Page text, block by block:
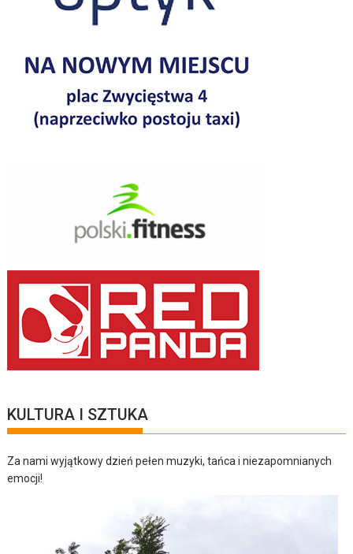
KULTURA I SZTUKA
Za nami wyjątkowy dzień pełen muzyki, tańca i niezapomnianych
emocji!